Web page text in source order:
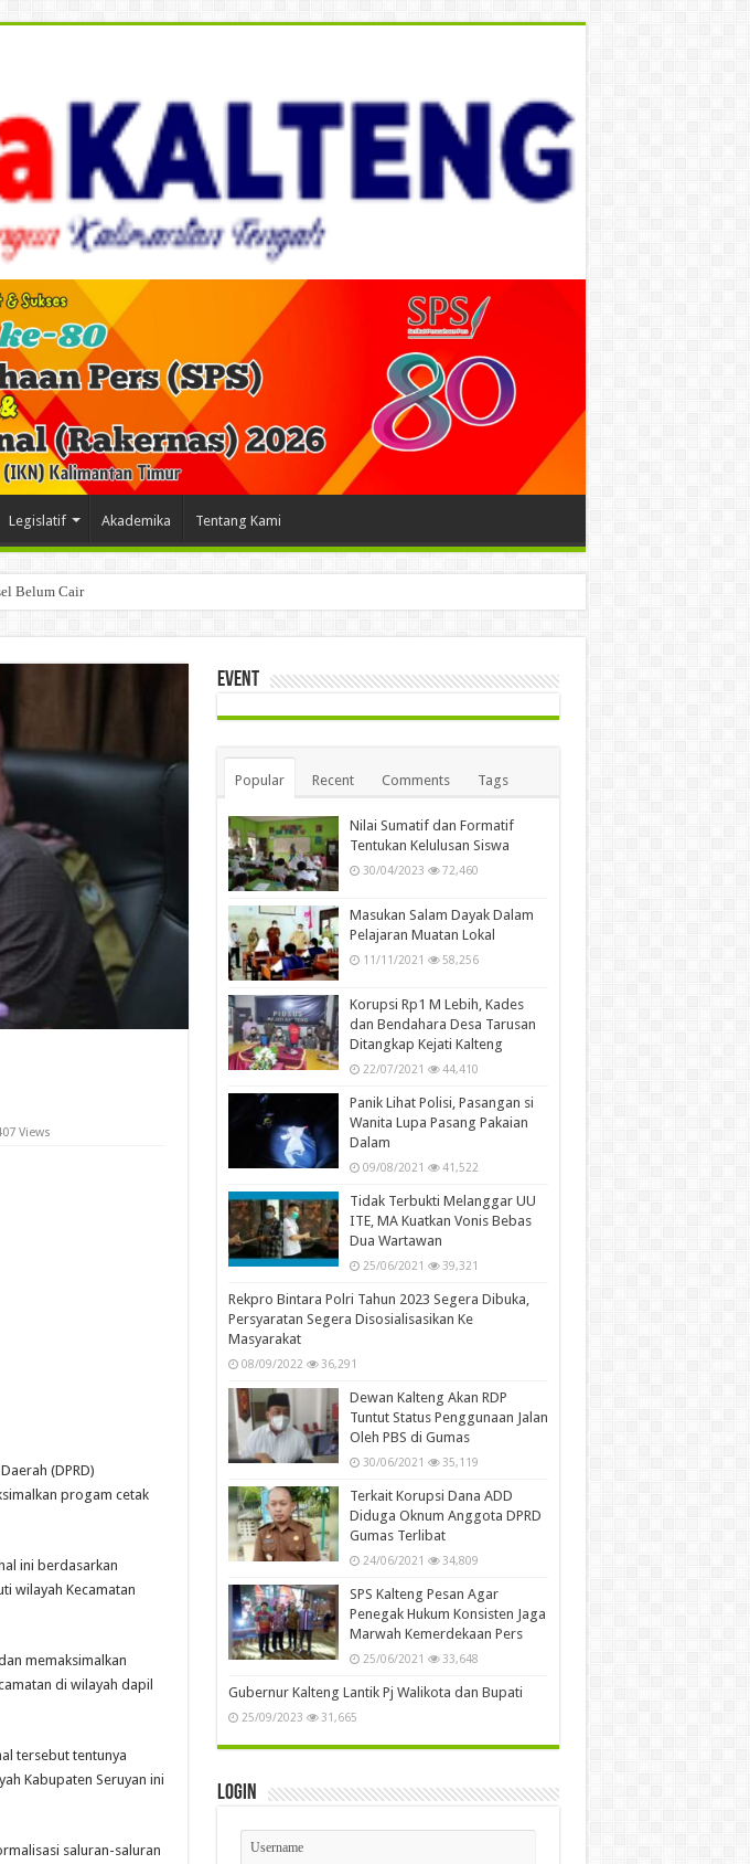
Legislatif Akademika Tentang Kami
Belum Cair
Views
(DPRD)
progam cetak
ini berdasarkan
wilayah Kecamatan
memaksimalkan
di wilayah dapil
tersebut tentunya
Kabupaten Seruyan ini
saluran-saluran
Event
Popular Recent Comments Tags
Nilai Sumatif dan Formatif
Tentukan Kelulusan Siswa
30/04/2023 72,460
Masukan Salam Dayak Dalam
Pelajaran Muatan Lokal
11/11/2021 58,256
Korupsi Rp1 M Lebih, Kades
dan Bendahara Desa Tarusan
Ditangkap Kejati Kalteng
22/07/2021 44,410
Panik Lihat Polisi, Pasangan si
Wanita Lupa Pasang Pakaian
Dalam
09/08/2021 41,522
Tidak Terbukti Melanggar UU
ITE, MA Kuatkan Vonis Bebas
Dua Wartawan
25/06/2021 39,321
Rekpro Bintara Polri Tahun 2023 Segera Dibuka,
Persyaratan Segera Disosialisasikan Ke
Masyarakat
08/09/2022 36,291
Dewan Kalteng Akan RDP
Tuntut Status Penggunaan Jalan
Oleh PBS di Gumas
30/06/2021 35,119
Terkait Korupsi Dana ADD
Diduga Oknum Anggota DPRD
Gumas Terlibat
24/06/2021 34,809
SPS Kalteng Pesan Agar
Penegak Hukum Konsisten Jaga
Marwah Kemerdekaan Pers
25/06/2021 33,648
Gubernur Kalteng Lantik Pj Walikota dan Bupati
25/09/2023 31,665
Login